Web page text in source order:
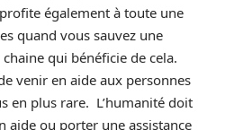
également à toute une
quand vous sauvez une
qui bénéficie de cela.
venir en aide aux personnes
en plus rare. L’humanité doit
aide ou porter une assistance